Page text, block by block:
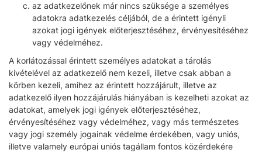
az adatkezelőnek már nincs szüksége a személyes
adatokra adatkezelés céljából, de a érintett igényli
azokat jogi igények előterjesztéséhez, érvényesítéséhez
vagy védelméhez.
A korlátozással érintett személyes adatokat a tárolás
kivételével az adatkezelő nem kezeli, illetve csak abban a
körben kezeli, amihez az érintett hozzájárult, illetve az
adatkezelő ilyen hozzájárulás hiányában is kezelheti azokat az
adatokat, amelyek jogi igények előterjesztéséhez,
érvényesítéséhez vagy védelméhez, vagy más természetes
vagy jogi személy jogainak védelme érdekében, vagy uniós,
illetve valamely európai uniós tagállam fontos közérdekére